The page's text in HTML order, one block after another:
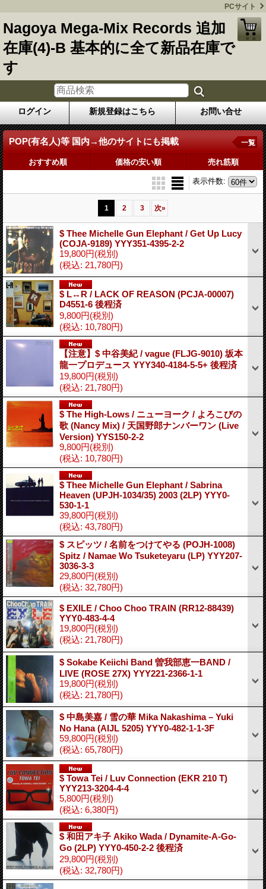
PCサイト
Nagoya Mega-Mix Records 追加
在庫(4)-B 基本的に全て新品在庫で
す
ログイン 新規登録はこちら お問い合せ
POP(有名人)等 国内→他のサイトにも掲載 一覧
おすすめ順 価格の安い順 売れ筋順
表示件数:
1 2 3 次»
$ Thee Michelle Gun Elephant / Get Up Lucy
(COJA-9189) YYY351-4395-2-2
19,800円(税別)
(税込: 21,780円)
$ L↔R / LACK OF REASON (PCJA-00007)
D4551-6 後程済
9,800円(税別)
(税込: 10,780円)
【注意】$ 中谷美紀 / vague (FLJG-9010) 坂本
龍一プロデュース YYY340-4184-5-5+ 後程済
19,800円(税別)
(税込: 21,780円)
$ The High-Lows / ニューヨーク / よろこびの
歌 (Nancy Mix) / 天国野郎ナンバーワン (Live
Version) YYS150-2-2
9,800円(税別)
(税込: 10,780円)
$ Thee Michelle Gun Elephant / Sabrina
Heaven (UPJH-1034/35) 2003 (2LP) YYY0-
530-1-1
39,800円(税別)
(税込: 43,780円)
$ スピッツ / 名前をつけてやる (POJH-1008)
Spitz / Namae Wo Tsuketeyaru (LP) YYY207-
3036-3-3
29,800円(税別)
(税込: 32,780円)
$ EXILE / Choo Choo TRAIN (RR12-88439)
YYY0-483-4-4
19,800円(税別)
(税込: 21,780円)
$ Sokabe Keiichi Band 曽我部恵一BAND /
LIVE (ROSE 27X) YYY221-2366-1-1
19,800円(税別)
(税込: 21,780円)
$ 中島美嘉 / 雪の華 Mika Nakashima – Yuki
No Hana (AIJL 5205) YYY0-482-1-1-3F
59,800円(税別)
(税込: 65,780円)
$ Towa Tei / Luv Connection (EKR 210 T)
YYY213-3204-4-4
5,800円(税別)
(税込: 6,380円)
$ 和田アキ子 Akiko Wada / Dynamite-A-Go-
Go (2LP) YYY0-450-2-2 後程済
29,800円(税別)
(税込: 32,780円)